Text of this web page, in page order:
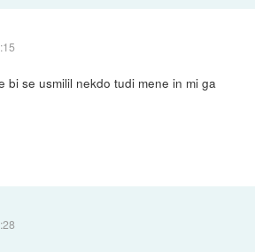
bi se usmilil nekdo tudi mene in mi ga